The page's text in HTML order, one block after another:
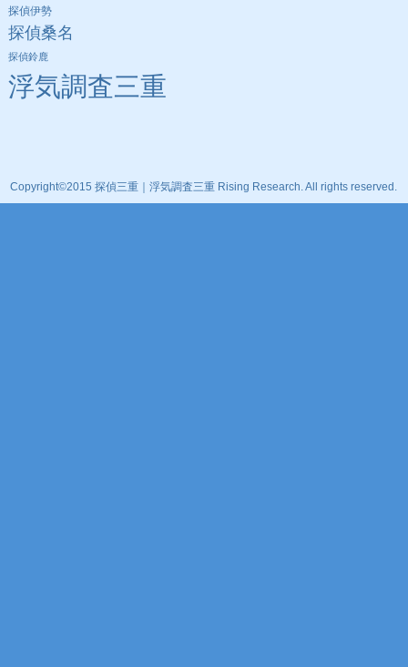
探偵伊勢
探偵桑名
探偵鈴鹿
浮気調査三重
Copyright©2015 探偵三重｜浮気調査三重 Rising Research. All rights reserved.